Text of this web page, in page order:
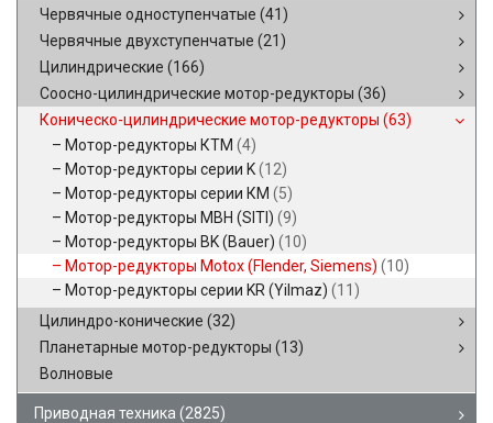
Червячные одноступенчатые (41)
Червячные двухступенчатые (21)
Цилиндрические (166)
Соосно-цилиндрические мотор-редукторы (36)
Коническо-цилиндрические мотор-редукторы (63)
Мотор-редукторы КТМ (4)
Мотор-редукторы серии K(12)
Мотор-редукторы серии КМ (5)
Мотор-редукторы MBH (SITI) (9)
Мотор-редукторы BK (Bauer) (10)
Мотор-редукторы Motox (Flender, Siemens) (10)
Мотор-редукторы серии KR (Yilmaz) (11)
Цилиндро-конические (32)
Планетарные мотор-редукторы (13)
Волновые
Приводная техника (2825)